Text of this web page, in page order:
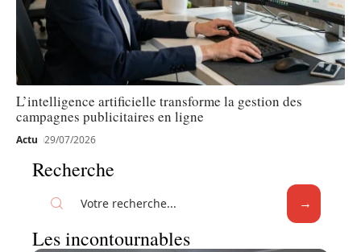
L’intelligence artificielle transforme la gestion des
campagnes publicitaires en ligne
Actu 29/07/2026
Recherche
Les incontournables